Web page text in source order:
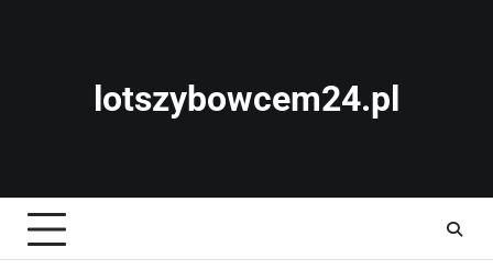
lotszybowcem24.pl